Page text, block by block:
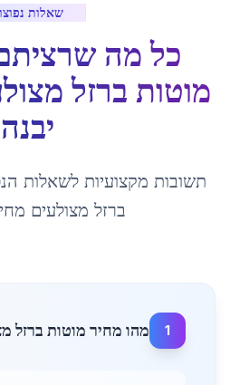
שאלות
כל מה
מוטות ברזל
יבנה
תשובות מקצועיות לשאלות
ברזל מצולעים
1 מהו מחיר מוטות ברזל